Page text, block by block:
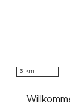
3 km